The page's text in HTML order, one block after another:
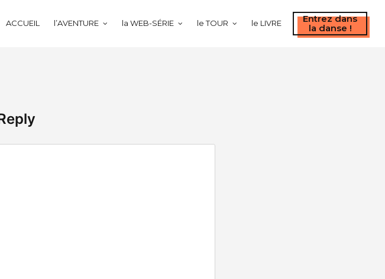
ACCUEIL l’AVENTURE la WEB-SÉRIE le TOUR le LIVRE
Entrez dans
la danse !